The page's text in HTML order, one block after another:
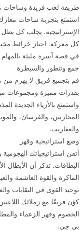
طريقة لعب فريدة وساحات
استمتع بتجربة ساحات
الإستراتيجية. يجلب كل
كل معركة. اجتاز خرائط
في قصة آسرة مليئة بالمهام
جمع وتتطور والسيطرة
قم بتجميع فريق لا يهزم من
بقدرات مميزة ومجموعات
واستمتع بالأزياء الجديدة
المحاربين، والفرسان،
والعفاريت.
وضع استراتيجية وقهر
أتقن استراتيجياتك
البطاقات. تذكر أن الأبطال
الماكرة والقوة الغاشمة
توحيد القوى في النقابات
كوّن فريقًا مع زملائك
الخصوم وقهر الزعماء
بي جي.